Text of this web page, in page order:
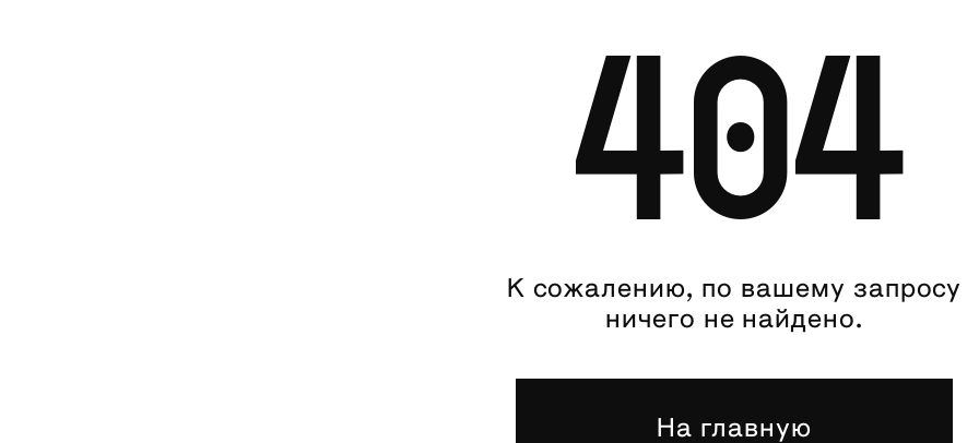
404
К сожалению, по вашему запросу
ничего не найдено.
На главную